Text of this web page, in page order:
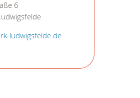
6
ludwigsfelde.de